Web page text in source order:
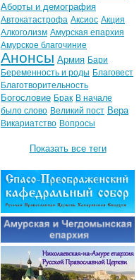
Аборты и демография
Автокатастрофа Аксиос Акция
Алкоголизм Амурская епархия
Амурское благочиние
Анонсы Армия Бари
Беременность и роды Благовест
Благотворительность
Богословие Брак В начале
было слово Великий пост Вера
Викариатство Вопросы
Показать все теги